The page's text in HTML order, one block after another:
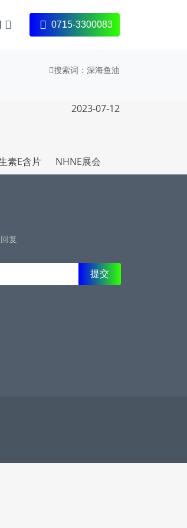
0715-3300083
搜索词 ：深海鱼油
2023-07-12
素E含片 NHNE展会
复